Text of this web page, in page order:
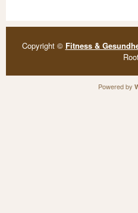
Copyright © Fitness &
Powered by